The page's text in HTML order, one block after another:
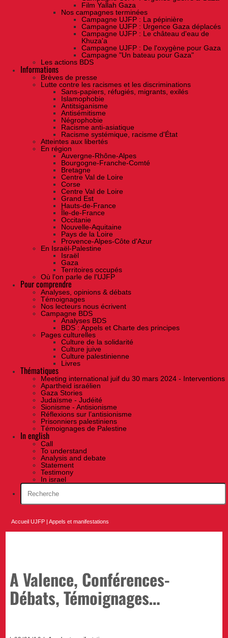
Film Yallah Gaza
Nos campagnes terminées
Campagne UJFP : La pépinière
Campagne UJFP : Urgence Gaza déplacés
Campagne UJFP : Le château d'eau de
Khuza'a
Campagne UJFP : De l'oxygène pour Gaza
Campagne "Un bateau pour Gaza"
Les actions BDS
Informations
Brèves de presse
Lutte contre les racismes et les discriminations
Sans-papiers, réfugiés, migrants, exilés
Islamophobie
Antitsiganisme
Antisémitisme
Négrophobie
Racisme anti-asiatique
Racisme systémique, racisme d'État
Atteintes aux libertés
En région
Auvergne-Rhône-Alpes
Bourgogne-Franche-Comté
Bretagne
Centre Val de Loire
Corse
Centre Val de Loire
Grand Est
Hauts-de-France
Île-de-France
Occitanie
Nouvelle-Aquitaine
Pays de la Loire
Provence-Alpes-Côte d'Azur
En Israël-Palestine
Israël
Gaza
Territoires occupés
Où l'on parle de l'UJFP
Pour comprendre
Analyses, opinions & débats
Témoignages
Nos lecteurs nous écrivent
Campagne BDS
Analyses BDS
BDS : Appels et Charte des principes
Pages culturelles
Culture de la solidarité
Culture juive
Culture palestinienne
Livres
Thématiques
Meeting international juif du 30 mars 2024 - Interventions
Apartheid israélien
Gaza Stories
Judaïsme - Judéité
Sionisme - Antisionisme
Réflexions sur l’antisionisme
Prisonniers palestiniens
Témoignages de Palestine
In english
Call
To understand
Analysis and debate
Statement
Testimony
In israel
Accueil UJFP |Appels et manifestations
A Valence, Conférences-
Débats, Témoignages…